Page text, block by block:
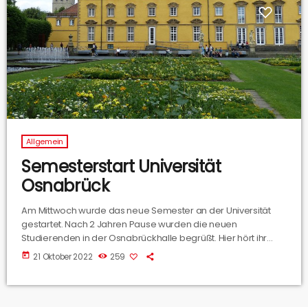
Allgemein
Semesterstart Universität
Osnabrück
Am Mittwoch wurde das neue Semester an der Universität
gestartet. Nach 2 Jahren Pause wurden die neuen
Studierenden in der Osnabrückhalle begrüßt. Hier hört ihr
unseren Beitrag von Mittwoch.
today 21 Oktober 2022 259